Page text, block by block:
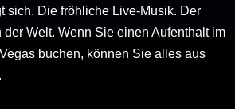
sich. Die fröhliche Live-Musik. Der
Welt. Wenn Sie einen Aufenthalt im
buchen, können Sie alles aus